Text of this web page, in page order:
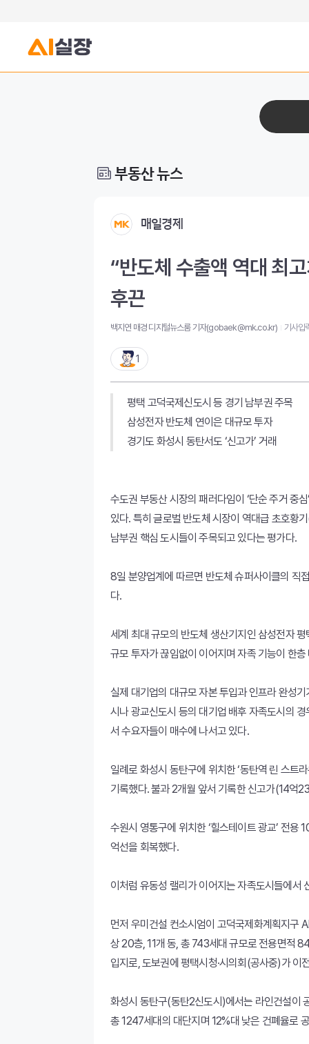
부동산 뉴스
매일경제
“반도체 수출액 역대 최
후끈
백지연 매경 디지털뉴스룸 기자(gobaek@mk.co.kr) 기사입
1
평택 고덕국제신도시 등 경기 남부권 주목
삼성전자 반도체 연이은 대규모 투자
경기도 화성시 동탄서도 ‘신고가’ 거래
수도권 부동산 시장의 패러다임이 ‘단순 주거 중
있다. 특히 글로벌 반도체 시장이 역대급 초호황
남부권 핵심 도시들이 주목되고 있다는 평가다.
8일 분양업계에 따르면 반도체 슈퍼사이클의 직
다.
세계 최대 규모의 반도체 생산기지인 삼성전자
규모 투자가 끊임없이 이어지며 자족 기능이 한
실제 대기업의 대규모 자본 투입과 인프라 완성
시나 광교신도시 등의 대기업 배후 자족도시의
서 수요자들이 매수에 나서고 있다.
일례로 화성시 동탄구에 위치한 ‘동탄역 린 스
기록했다. 불과 2개월 앞서 기록한 신고가(14억
수원시 영통구에 위치한 ‘힐스테이트 광교’ 전
억선을 회복했다.
이처럼 유동성 랠리가 이어지는 자족도시들에서
먼저 우미건설 컨소시엄이 고덕국제화계획지구
상 20층, 11개 동, 총 743세대 규모로 전용면적
입지로, 도보권에 평택시청·시의회(공사중)가 이
화성시 동탄구(동탄2신도시)에서는 라인건설이
총 1247세대의 대단지며 12%대 낮은 건폐율로